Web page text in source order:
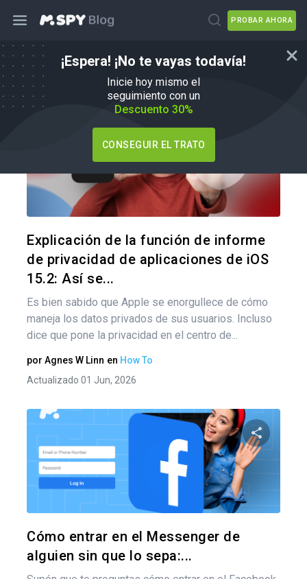
PROBAR AHORA
¡Espera! ¡No te vayas todavía!
Inicie hoy mismo el
seguimiento con un
Descuento 30%
CONSEGUIR EL TRATO
Cómo
Explicación de la función de informe
de privacidad de aplicaciones de iOS
15.2: Así se...
Es bien sabido que Apple se enorgullece de cómo
maneja los datos privados de sus usuarios. Incluso
dice que pone la privacidad en el centro de...
por Agnes W Linn en How To
Actualizado 01 Jun, 2026
Cómo entrar en el Messenger de
alguien sin que lo sepa:...